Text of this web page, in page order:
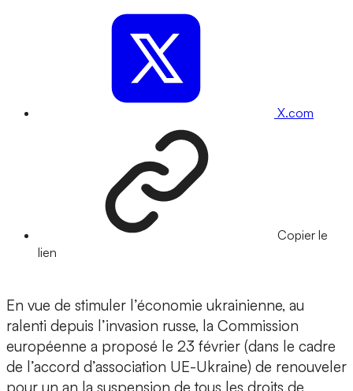
X.com
Copier le
lien
En vue de stimuler l’économie ukrainienne, au
ralenti depuis l’invasion russe, la Commission
européenne a proposé le 23 février (dans le cadre
de l’accord d’association UE-Ukraine) de renouveler
pour un an la suspension de tous les droits de